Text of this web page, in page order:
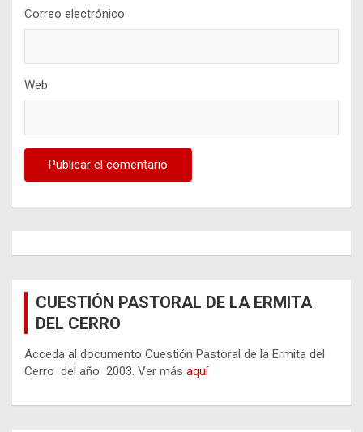
Correo electrónico
Web
CUESTIÓN PASTORAL DE LA ERMITA
DEL CERRO
Acceda al documento Cuestión Pastoral de la Ermita del
Cerro del año 2003. Ver más aquí